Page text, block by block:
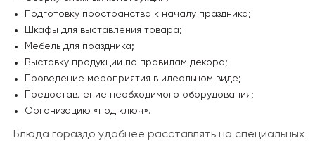
Подготовку пространства к началу праздника;
Шкафы для выставления товара;
Мебель для праздника;
Выставку продукции по правилам декора;
Проведение мероприятия в идеальном виде;
Предоставление необходимого оборудования;
Организацию «под ключ».
Блюда гораздо удобнее расставлять на специальных